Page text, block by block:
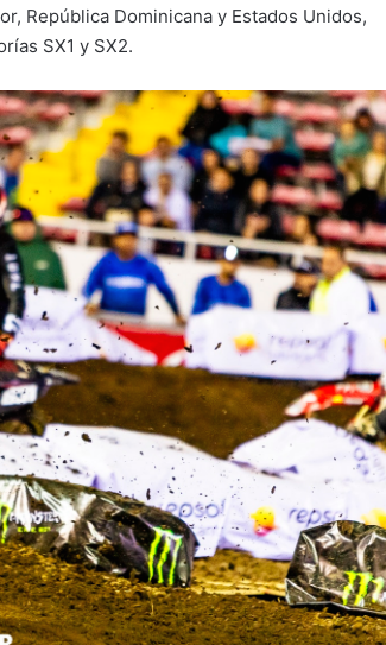
República Dominicana y Estados Unidos,
SX1 y SX2.